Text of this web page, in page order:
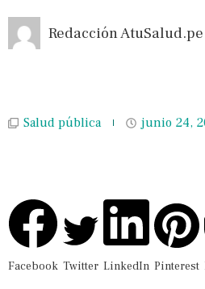
Redacción AtuSalud.pe
Salud pública junio 24,
Facebook Twitter LinkedIn Pinterest